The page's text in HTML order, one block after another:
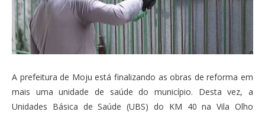
A prefeitura de Moju está finalizando as obras de reforma em
mais uma unidade de saúde do município. Desta vez, a
Unidades Básica de Saúde (UBS) do KM 40 na Vila Olho